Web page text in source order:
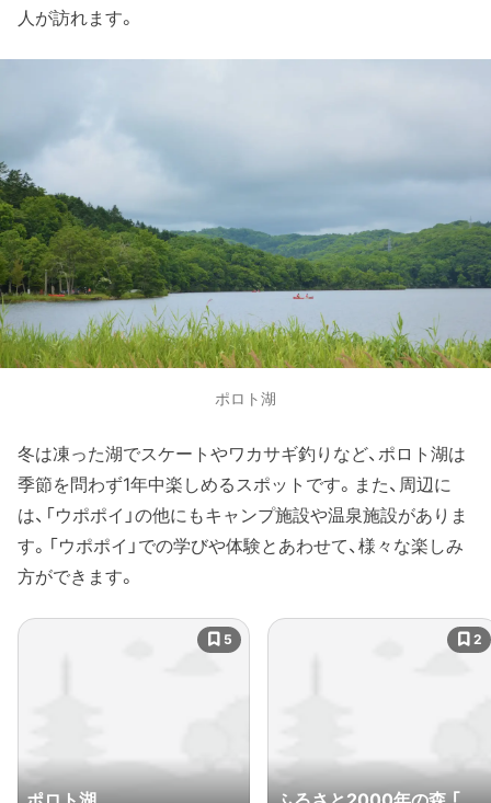
人が訪れます。
ポロト湖
冬は凍った湖でスケートやワカサギ釣りなど、ポロト湖は
季節を問わず1年中楽しめるスポットです。また、周辺に
は、「ウポポイ」の他にもキャンプ施設や温泉施設がありま
す。「ウポポイ」での学びや体験とあわせて、様々な楽しみ
方ができます。
5 2